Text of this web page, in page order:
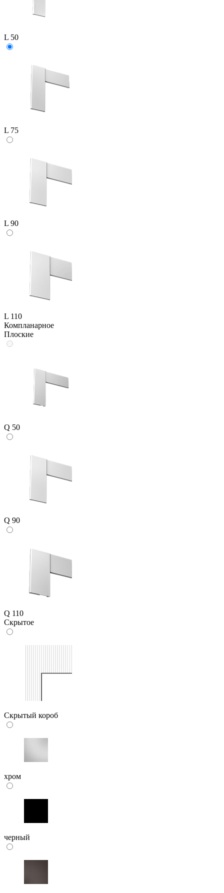
L 50
L 75
L 90
L 110
Компланарное
Плоские
Q 50
Q 90
Q 110
Скрытое
Скрытый короб
хром
черный